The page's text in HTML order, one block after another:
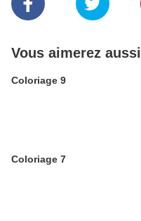
Vous aimerez aussi
Coloriage 9
Coloriage 7